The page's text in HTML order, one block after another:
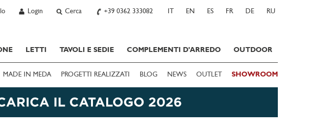
Login Cerca +39 0362 333082 IT EN ES FR DE RU
LETTI TAVOLI E SEDIE COMPLEMENTI D'ARREDO OUTDOOR
MADE IN MEDA PROGETTI REALIZZATI BLOG NEWS OUTLET SHOWROOM